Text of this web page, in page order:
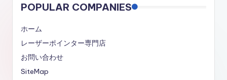
POPULAR COMPANIES
ホーム
レーザーポインター専門店
お問い合わせ
SiteMap